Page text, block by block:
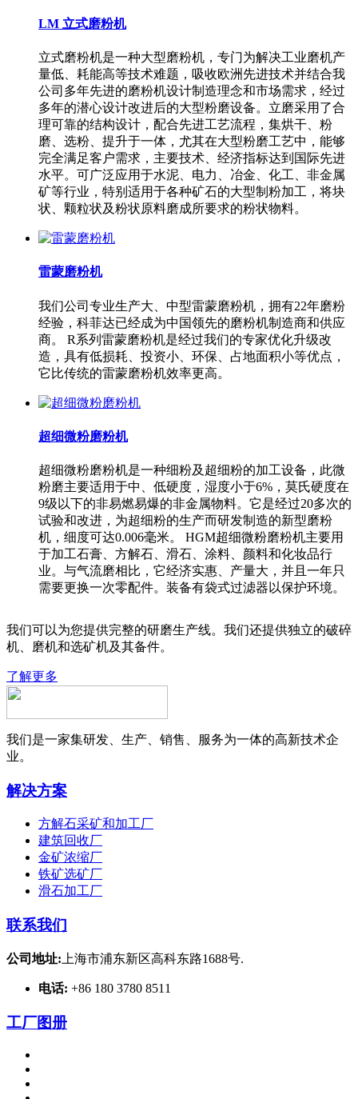
LM 立式磨粉机
立式磨粉机是一种大型磨粉机，专门为解决工业磨机产
量低、耗能高等技术难题，吸收欧洲先进技术并结合我
公司多年先进的磨粉机设计制造理念和市场需求，经过
多年的潜心设计改进后的大型粉磨设备。立磨采用了合
理可靠的结构设计，配合先进工艺流程，集烘干、粉
磨、选粉、提升于一体，尤其在大型粉磨工艺中，能够
完全满足客户需求，主要技术、经济指标达到国际先进
水平。可广泛应用于水泥、电力、冶金、化工、非金属
矿等行业，特别适用于各种矿石的大型制粉加工，将块
状、颗粒状及粉状原料磨成所要求的粉状物料。
雷蒙磨粉机
我们公司专业生产大、中型雷蒙磨粉机，拥有22年磨粉
经验，科菲达已经成为中国领先的磨粉机制造商和供应
商。 R系列雷蒙磨粉机是经过我们的专家优化升级改
造，具有低损耗、投资小、环保、占地面积小等优点，
它比传统的雷蒙磨粉机效率更高。
超细微粉磨粉机
超细微粉磨粉机是一种细粉及超细粉的加工设备，此微
粉磨主要适用于中、低硬度，湿度小于6%，莫氏硬度在
9级以下的非易燃易爆的非金属物料。它是经过20多次的
试验和改进，为超细粉的生产而研发制造的新型磨粉
机，细度可达0.006毫米。 HGM超细微粉磨粉机主要用
于加工石膏、方解石、滑石、涂料、颜料和化妆品行
业。与气流磨相比，它经济实惠、产量大，并且一年只
需要更换一次零配件。装备有袋式过滤器以保护环境。
我们可以为您提供完整的研磨生产线。我们还提供独立的破碎
机、磨机和选矿机及其备件。
了解更多
我们是一家集研发、生产、销售、服务为一体的高新技术企
业。
解决方案
方解石采矿和加工厂
建筑回收厂
金矿浓缩厂
铁矿选矿厂
滑石加工厂
联系我们
公司地址: 上海市浦东新区高科东路1688号.
电话: +86 180 3780 8511
工厂图册